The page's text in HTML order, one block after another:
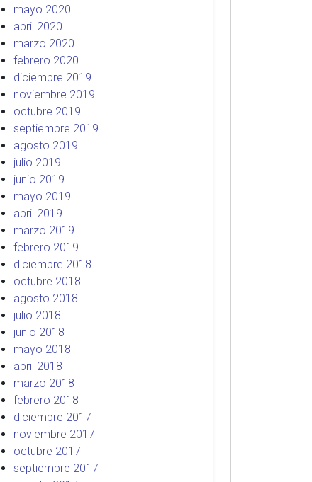
mayo 2020
abril 2020
marzo 2020
febrero 2020
diciembre 2019
noviembre 2019
octubre 2019
septiembre 2019
agosto 2019
julio 2019
junio 2019
mayo 2019
abril 2019
marzo 2019
febrero 2019
diciembre 2018
octubre 2018
agosto 2018
julio 2018
junio 2018
mayo 2018
abril 2018
marzo 2018
febrero 2018
diciembre 2017
noviembre 2017
octubre 2017
septiembre 2017